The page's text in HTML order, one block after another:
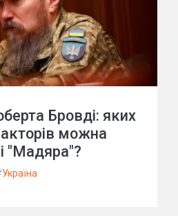
Бровді: яких
можна
"Мадяра"?
Україна